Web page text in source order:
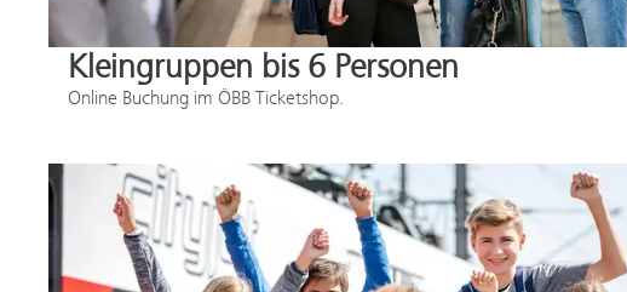
Kleingruppen bis 6 Personen
Online Buchung im ÖBB Ticketshop.